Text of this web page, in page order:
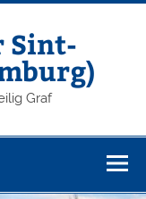
Sint-
Graf